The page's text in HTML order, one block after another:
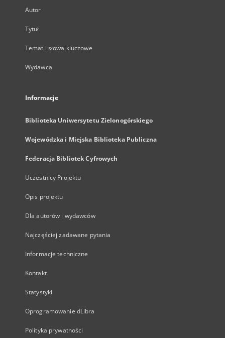
Autor
Tytuł
Temat i słowa kluczowe
Wydawca
Informacje
Biblioteka Uniwersytetu Zielonogórskiego
Wojewódzka i Miejska Biblioteka Publiczna
Federacja Bibliotek Cyfrowych
Uczestnicy Projektu
Opis projektu
Dla autorów i wydawców
Najczęściej zadawane pytania
Informacje techniczne
Kontakt
Statystyki
Oprogramowanie dLibra
Polityka prywatności